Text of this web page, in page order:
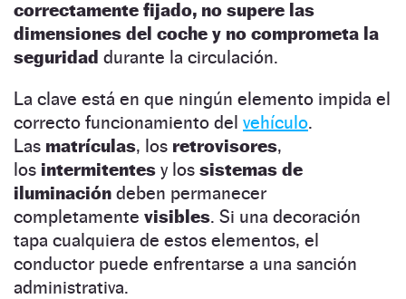
correctamente fijado, no supere las
dimensiones del coche y no comprometa la
seguridad durante la circulación.
La clave está en que ningún elemento impida el
correcto funcionamiento del vehículo.
Las matrículas, los retrovisores,
los intermitentes y los sistemas de
iluminación deben permanecer
completamente visibles. Si una decoración
tapa cualquiera de estos elementos, el
conductor puede enfrentarse a una sanción
administrativa.